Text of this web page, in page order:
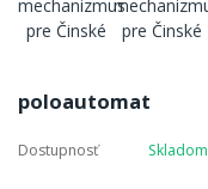
poloautomat
Dostupnosť Skladom